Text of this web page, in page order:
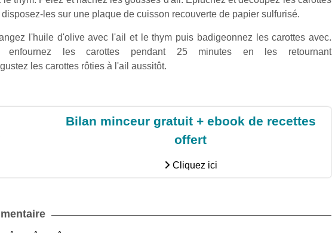
les sur une plaque de cuisson recouverte de papier sulfurisé.
l'huile d'olive avec l'ail et le thym puis badigeonnez les carottes avec.
enfournez les carottes pendant 25 minutes en les retournant
les carottes rôties à l'ail aussitôt.
Bilan minceur gratuit + ebook de recettes
offert
Cliquez ici